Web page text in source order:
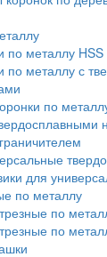
по металлу HSS
по металлу с
по
для
по металлу
по
по